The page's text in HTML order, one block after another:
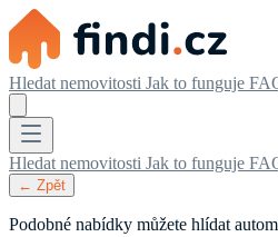
Hledat nemovitosti Jak to funguje
Hledat nemovitosti Jak to funguje
← Zpět
Podobné nabídky můžete hlídat